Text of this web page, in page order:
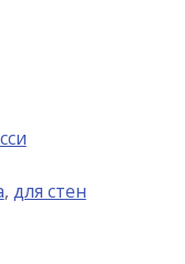
, для стен